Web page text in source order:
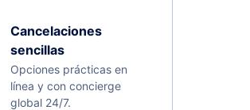
Cancelaciones
sencillas
Opciones prácticas en
línea y con concierge
global 24/7.